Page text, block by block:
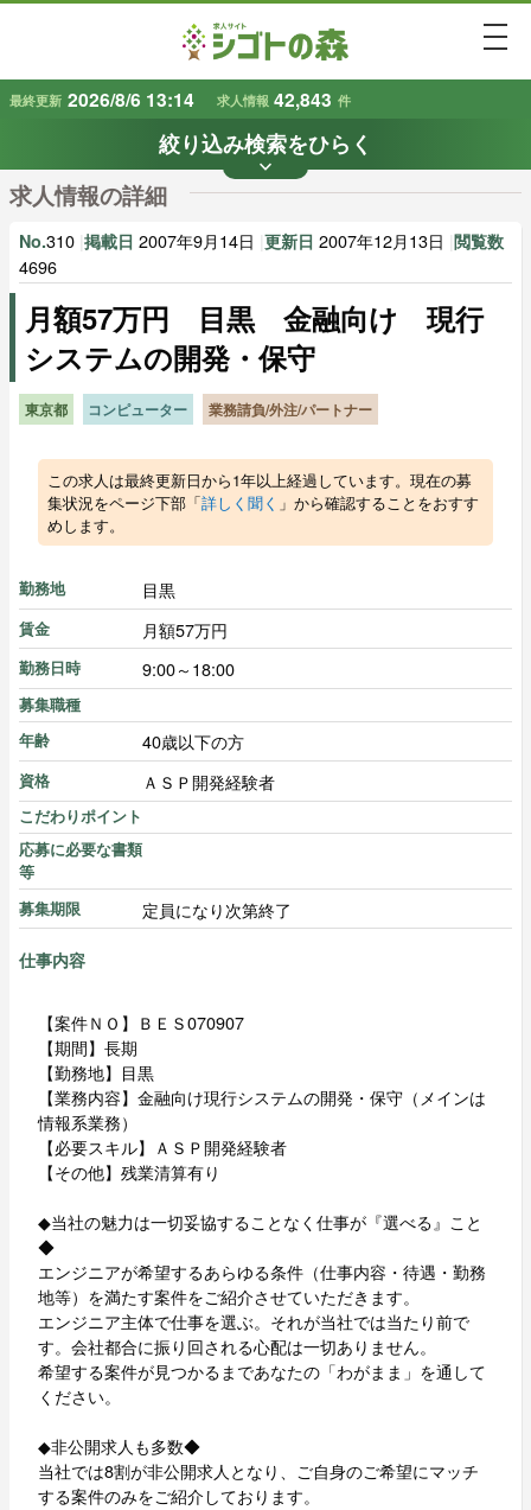
最終更新 2026/8/6 13:14 求人情報 42,843 件
絞り込み検索をひらく
keyboard_arrow_down
条件から探す
地域 で探す 業種 で探す
雇用形態で探す 賃金で探す
キーワードで探す
求人情報の詳細
No.310 掲載日 2007年9月14日 更新日 2007年12月13日 閲覧数
4696
月額57万円 目黒 金融向け 現行
システムの開発・保守
東京都 コンピューター 業務請負/外注/パートナー
この求人は最終更新日から1年以上経過しています。現在の募
集状況をページ下部「詳しく聞く 」から確認することをおすす
めします。
勤務地 目黒
賃金 月額57万円
勤務日時 9:00～18:00
募集職種
年齢
40歳以下の方
資格 ＡＳＰ開発経験者
こだわりポイント
応募に必要な書類
等
募集期限
定員になり次第終了
仕事内容
【案件ＮＯ】ＢＥＳ070907
【期間】長期
【勤務地】目黒
【業務内容】金融向け現行システムの開発・保守（メインは
情報系業務）
【必要スキル】ＡＳＰ開発経験者
【その他】残業清算有り
◆当社の魅力は一切妥協することなく仕事が『選べる』こと
◆
エンジニアが希望するあらゆる条件（仕事内容・待遇・勤務
地等）を満たす案件をご紹介させていただきます。
エンジニア主体で仕事を選ぶ。それが当社では当たり前で
す。会社都合に振り回される心配は一切ありません。
希望する案件が見つかるまであなたの「わがまま」を通して
ください。
◆非公開求人も多数◆
当社では8割が非公開求人となり、ご自身のご希望にマッチ
する案件のみをご紹介しております。